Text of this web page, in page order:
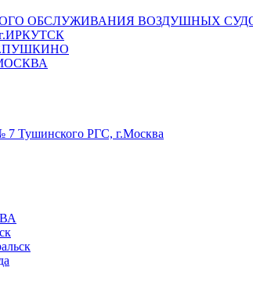
ОБСЛУЖИВАНИЯ ВОЗДУШНЫХ
7 Тушинского РГС, г.Москва